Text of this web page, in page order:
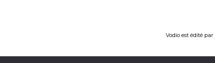
Vodio est édité par